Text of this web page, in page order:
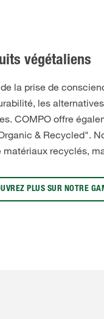
végétaliens
la prise de
les
COMPO offre
& Recycled".
matériaux recyclés,
PLUS SUR NOTRE